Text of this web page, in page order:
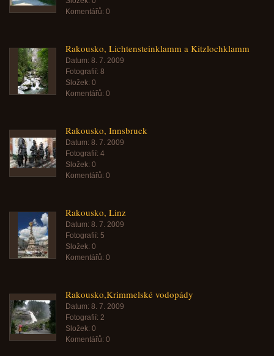
Komentářů: 0
Rakousko, Lichtensteinklamm a Kitzlochklamm
Datum: 8. 7. 2009
Fotografií: 8
Složek: 0
Komentářů: 0
Rakousko, Innsbruck
Datum: 8. 7. 2009
Fotografií: 4
Složek: 0
Komentářů: 0
Rakousko, Linz
Datum: 8. 7. 2009
Fotografií: 5
Složek: 0
Komentářů: 0
Rakousko,Krimmelské vodopády
Datum: 8. 7. 2009
Fotografií: 2
Složek: 0
Komentářů: 0